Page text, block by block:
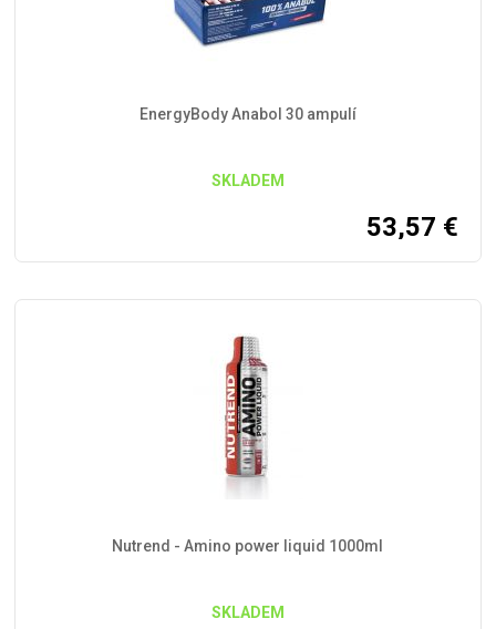
EnergyBody Anabol 30 ampulí
SKLADEM
53,57 €
Nutrend - Amino power liquid 1000ml
SKLADEM